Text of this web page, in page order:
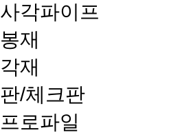
사각파이프
봉재
각재
판/체크판
프로파일